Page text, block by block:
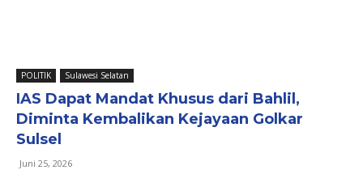
POLITIK Sulawesi Selatan
IAS Dapat Mandat Khusus dari Bahlil,
Diminta Kembalikan Kejayaan Golkar
Sulsel
Juni 25, 2026